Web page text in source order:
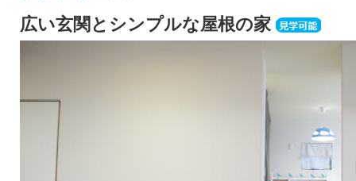
広い玄関とシンプルな屋根の家